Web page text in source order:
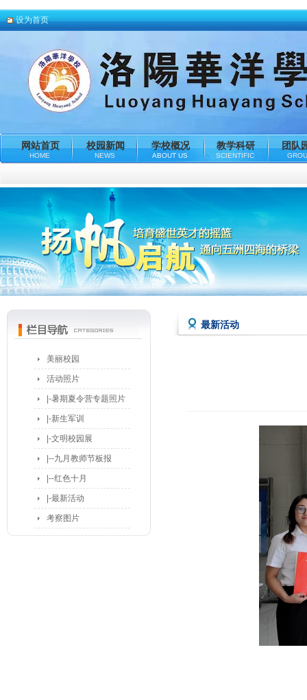
设为首页
网站首页
HOME
校园新闻
NEWS
学校概况
ABOUT US
教学科研
SCIENTIFIC
团队
美丽校园
活动照片
|-暑期夏令营专题照片
|-新生军训
|-文明校园展
|--九月教师节板报
|--红色十月
|-最新活动
考察图片
最新活动